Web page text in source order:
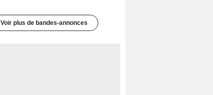
Voir plus de bandes-annonces